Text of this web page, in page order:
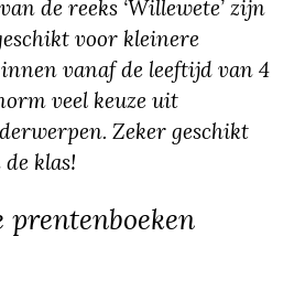
de reeks ‘Willewete’ zijn
voor kleinere
vanaf de leeftijd van 4
veel keuze uit
Zeker geschikt
klas!